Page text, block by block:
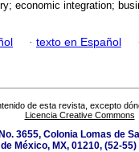
economic integration;
· texto en Español ·
de esta revista, excepto
Licencia Creative Commons
3655, Colonia Lomas de
México, MX, 01210, (52-